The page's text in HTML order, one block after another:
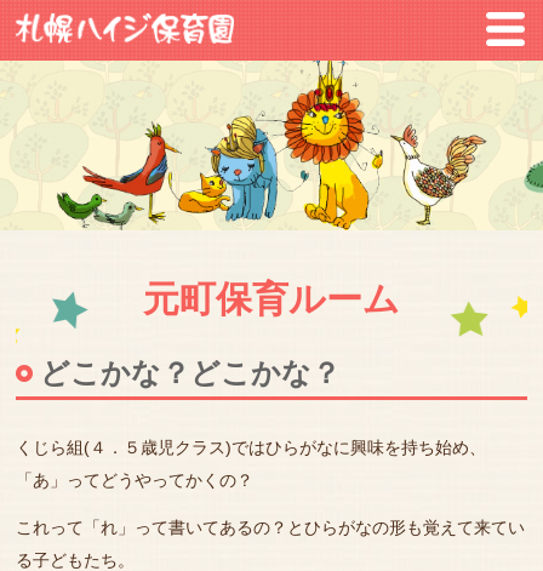
元町保育ルーム
どこかな？どこかな？
くじら組(４．５歳児クラス)ではひらがなに興味を持ち始め、
「あ」ってどうやってかくの？
これって「れ」って書いてあるの？とひらがなの形も覚えて来てい
る子どもたち。